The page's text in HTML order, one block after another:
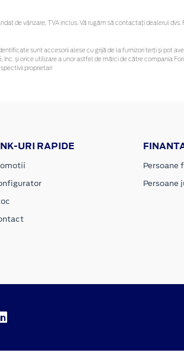
de vânzare, TVA inclus. Vă rugăm să contactaţi dealerul
sunt accesorii alese cu grijă de la furnizori terți și pot
Inc. și orice utilizare a unor astfel de mărci de către compania
proprietari
URI RAPIDE
Persoane
Persoane